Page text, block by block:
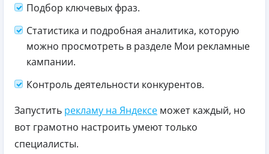
Подбор ключевых фраз.
Статистика и подробная аналитика, которую
можно просмотреть в разделе Мои рекламные
кампании.
Контроль деятельности конкурентов.
Запустить рекламу на Яндексе может каждый, но
вот грамотно настроить умеют только
специалисты.